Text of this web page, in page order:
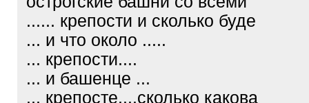
...... крепости и сколько буде
... и что около .....
... крепости....
... и башенце ...
... крепосте....сколько какова